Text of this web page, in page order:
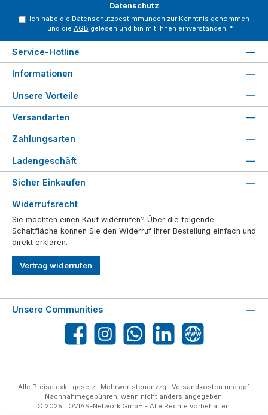
Datenschutz
Ich habe die Datenschutzbestimmungen zur Kenntnis genommen
und die AGB gelesen und bin mit ihnen einverstanden. *
Widerrufsrecht
Sie möchten einen Kauf widerrufen? Über die folgende
Schaltfläche können Sie den Widerruf Ihrer Bestellung einfach und
direkt erklären.
Vertrag widerrufen
Service-Hotline
Informationen
Unsere Vorteile
Versandarten
Zahlungsarten
Ladengeschäft
Sicher Einkaufen
Unsere Communities
FacebookInstagramWhatsAppLinkedIn Website
Alle Preise exkl. gesetzl. Mehrwertsteuer zzgl. Versandkosten und ggf.
Nachnahmegebühren, wenn nicht anders angegeben.
© 2026 TOVIAS-Network GmbH - Alle Rechte vorbehalten.